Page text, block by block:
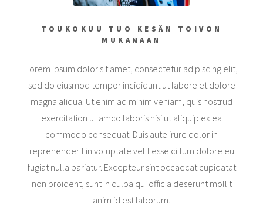
TOUKOKUU TUO KESÄN TOIVON
MUKANAAN
Lorem ipsum dolor sit amet, consectetur adipiscing elit,
sed do eiusmod tempor incididunt ut labore et dolore
magna aliqua. Ut enim ad minim veniam, quis nostrud
exercitation ullamco laboris nisi ut aliquip ex ea
commodo consequat. Duis aute irure dolor in
reprehenderit in voluptate velit esse cillum dolore eu
fugiat nulla pariatur. Excepteur sint occaecat cupidatat
non proident, sunt in culpa qui officia deserunt mollit
anim id est laborum.